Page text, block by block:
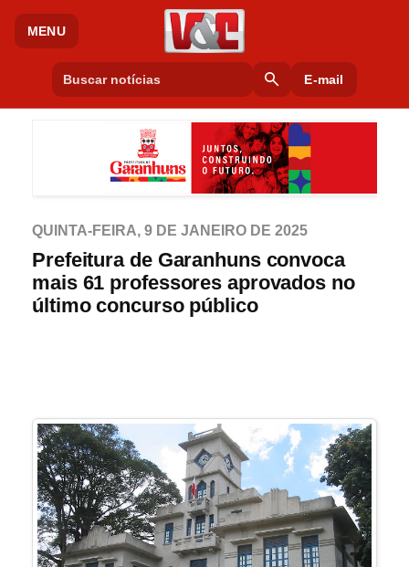
MENU
search E-mail
QUINTA-FEIRA, 9 DE JANEIRO DE 2025
Prefeitura de Garanhuns convoca
mais 61 professores aprovados no
último concurso público